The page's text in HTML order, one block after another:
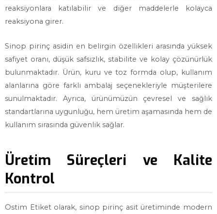
reaksiyonlara katılabilir ve diğer maddelerle kolayca
reaksiyona girer.
Sinop pirinç asidin en belirgin özellikleri arasında yüksek
safiyet oranı, düşük safsızlık, stabilite ve kolay çözünürlük
bulunmaktadır. Ürün, kuru ve toz formda olup, kullanım
alanlarına göre farklı ambalaj seçenekleriyle müşterilere
sunulmaktadır. Ayrıca, ürünümüzün çevresel ve sağlık
standartlarına uygunluğu, hem üretim aşamasında hem de
kullanım sırasında güvenlik sağlar.
Üretim Süreçleri ve Kalite
Kontrol
Ostim Etiket olarak, sinop pirinç asit üretiminde modern